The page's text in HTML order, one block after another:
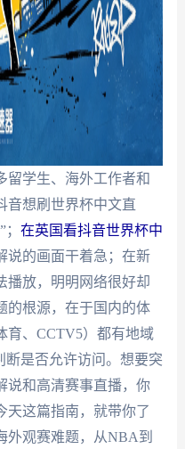
留学生、海外工作者和
音想刷世界杯中文直
在英国看抖音世界杯中
说的画面干着急；在新
播放，明明网络很好却
的根源，在于国内的体
育、CCTV5）都有地域
断是否允许访问。想要突
说和高清赛事直播，你
天这篇指南，就带你了
外观赛难题，从NBA到